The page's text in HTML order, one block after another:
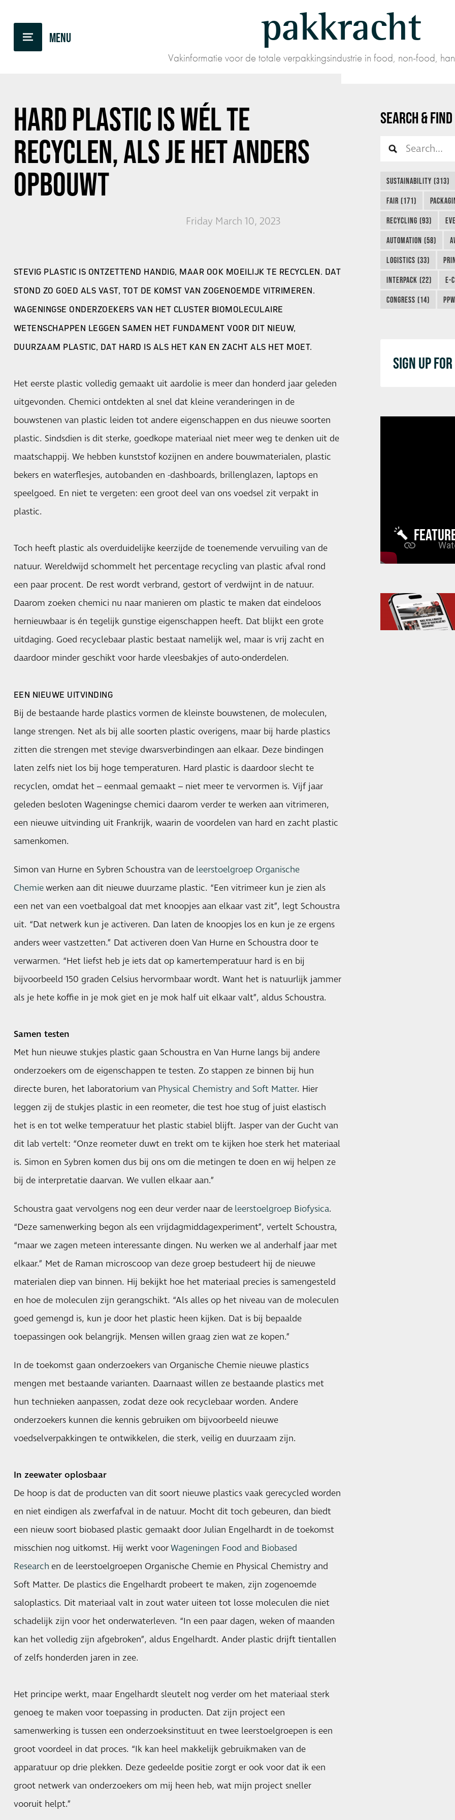
pakkracht
Vakinformatie voor de totale verpakkingsindustrie in food, non-food,
HARD PLASTIC IS WÉL TE
RECYCLEN,ALS JE HET ANDERS
OPBOUWT
Friday March 10, 2023
STEVIG PLASTIC IS ONTZETTEND HANDIG, MAAR OOK MOEILIJK TE RECYCLEN. DAT
STOND ZO GOED ALS VAST, TOT DE KOMST VAN ZOGENOEMDE VITRIMEREN.
WAGENINGSE ONDERZOEKERS VAN HET CLUSTER BIOMOLECULAIRE
WETENSCHAPPEN LEGGEN SAMEN HET FUNDAMENT VOOR DIT NIEUW,
DUURZAAM PLASTIC, DAT HARD IS ALS HET KAN EN ZACHT ALS HET MOET.
Het eerste plastic volledig gemaakt uit aardolie is meer dan honderd jaar geleden
uitgevonden. Chemici ontdekten al snel dat kleine veranderingen in de
bouwstenen van plastic leiden tot andere eigenschappen en dus nieuwe soorten
plastic. Sindsdien is dit sterke, goedkope materiaal niet meer weg te denken uit de
maatschappij. We hebben kunststof kozijnen en andere bouwmaterialen, plastic
bekers en waterflesjes, autobanden en -dashboards, brillenglazen, laptops en
speelgoed. En niet te vergeten: een groot deel van ons voedsel zit verpakt in
plastic.
Toch heeft plastic als overduidelijke keerzijde de toenemende vervuiling van de
natuur. Wereldwijd schommelt het percentage recycling van plastic afval rond
een paar procent. De rest wordt verbrand, gestort of verdwijnt in de natuur.
Daarom zoeken chemici nu naar manieren om plastic te maken dat eindeloos
hernieuwbaar is én tegelijk gunstige eigenschappen heeft. Dat blijkt een grote
uitdaging. Goed recyclebaar plastic bestaat namelijk wel, maar is vrij zacht en
daardoor minder geschikt voor harde vleesbakjes of auto-onderdelen.
EEN NIEUWE UITVINDING
Bij de bestaande harde plastics vormen de kleinste bouwstenen, de moleculen,
lange strengen. Net als bij alle soorten plastic overigens, maar bij harde plastics
zitten die strengen met stevige dwarsverbindingen aan elkaar. Deze bindingen
laten zelfs niet los bij hoge temperaturen. Hard plastic is daardoor slecht te
recyclen, omdat het – eenmaal gemaakt – niet meer te vervormen is. Vijf jaar
geleden besloten Wageningse chemici daarom verder te werken aan vitrimeren,
een nieuwe uitvinding uit Frankrijk, waarin de voordelen van hard en zacht plastic
samenkomen.
Simon van Hurne en Sybren Schoustra van de leerstoelgroep Organische
Chemiewerken aan dit nieuwe duurzame plastic. “Een vitrimeer kun je zien als
een net van een voetbalgoal dat met knoopjes aan elkaar vast zit”, legt Schoustra
uit. “Dat netwerk kun je activeren. Dan laten de knoopjes los en kun je ze ergens
anders weer vastzetten.” Dat activeren doen Van Hurne en Schoustra door te
verwarmen. “Het liefst heb je iets dat op kamertemperatuur hard is en bij
bijvoorbeeld 150 graden Celsius hervormbaar wordt. Want het is natuurlijk jammer
als je hete koffie in je mok giet en je mok half uit elkaar valt”, aldus Schoustra.
Samen testen
Met hun nieuwe stukjes plastic gaan Schoustra en Van Hurne langs bij andere
onderzoekers om de eigenschappen te testen. Zo stappen ze binnen bij hun
directe buren, het laboratorium van Physical Chemistry and Soft Matter. Hier
leggen zij de stukjes plastic in een reometer, die test hoe stug of juist elastisch
het is en tot welke temperatuur het plastic stabiel blijft. Jasper van der Gucht van
dit lab vertelt: “Onze reometer duwt en trekt om te kijken hoe sterk het materiaal
is. Simon en Sybren komen dus bij ons om die metingen te doen en wij helpen ze
bij de interpretatie daarvan. We vullen elkaar aan.”
Schoustra gaat vervolgens nog een deur verder naar de leerstoelgroep Biofysica.
“Deze samenwerking begon als een vrijdagmiddagexperiment”, vertelt Schoustra,
“maar we zagen meteen interessante dingen. Nu werken we al anderhalf jaar met
elkaar.” Met de Raman microscoop van deze groep bestudeert hij de nieuwe
materialen diep van binnen. Hij bekijkt hoe het materiaal precies is samengesteld
en hoe de moleculen zijn gerangschikt. “Als alles op het niveau van de moleculen
goed gemengd is, kun je door het plastic heen kijken. Dat is bij bepaalde
toepassingen ook belangrijk. Mensen willen graag zien wat ze kopen.”
In de toekomst gaan onderzoekers van Organische Chemie nieuwe plastics
mengen met bestaande varianten. Daarnaast willen ze bestaande plastics met
hun technieken aanpassen, zodat deze ook recyclebaar worden. Andere
onderzoekers kunnen die kennis gebruiken om bijvoorbeeld nieuwe
voedselverpakkingen te ontwikkelen, die sterk, veilig en duurzaam zijn.
In zeewater oplosbaar
De hoop is dat de producten van dit soort nieuwe plastics vaak gerecycled worden
en niet eindigen als zwerfafval in de natuur. Mocht dit toch gebeuren, dan biedt
een nieuw soort biobased plastic gemaakt door Julian Engelhardt in de toekomst
misschien nog uitkomst. Hij werkt voorWageningen Food and Biobased
Research en de leerstoelgroepen Organische Chemie en Physical Chemistry and
Soft Matter. De plastics die Engelhardt probeert te maken, zijn zogenoemde
saloplastics. Dit materiaal valt in zout water uiteen tot losse moleculen die niet
schadelijk zijn voor het onderwaterleven. “In een paar dagen, weken of maanden
kan het volledig zijn afgebroken”, aldus Engelhardt. Ander plastic drijft tientallen
of zelfs honderden jaren in zee.
Het principe werkt, maar Engelhardt sleutelt nog verder om het materiaal sterk
genoeg te maken voor toepassing in producten. Dat zijn project een
samenwerking is tussen een onderzoeksinstituut en twee leerstoelgroepen is een
groot voordeel in dat proces. “Ik kan heel makkelijk gebruikmaken van de
apparatuur op drie plekken. Deze gedeelde positie zorgt er ook voor dat ik een
groot netwerk van onderzoekers om mij heen heb, wat mijn project sneller
vooruit helpt.”
SEARCH & FIND
SUSTAINABILITY (313)
FAIR (171)
RECYCLING (93)
AUTOMATION (58)
LOGISTICS (33)
INTERPACK (22) E-
CONGRESS (14)
SIGN UP